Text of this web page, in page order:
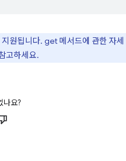
지원됩니다. get 메서드에 관한 자세
고하세요.
나요?